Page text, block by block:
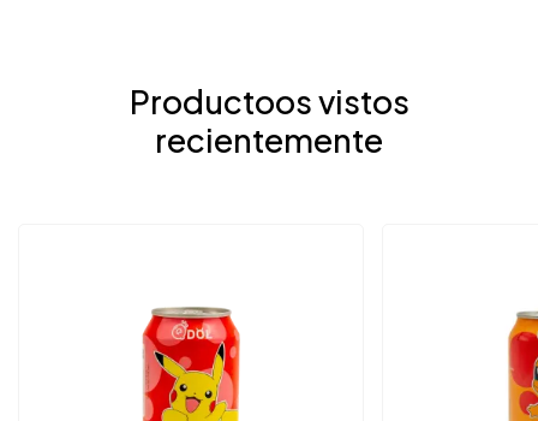
Productoos vistos
recientemente